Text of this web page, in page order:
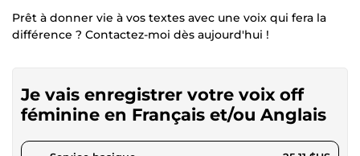
Prêt à donner vie à vos textes avec une voix qui fera la
différence ? Contactez-moi dès aujourd'hui !
Je vais enregistrer votre voix off
féminine en Français et/ou Anglais